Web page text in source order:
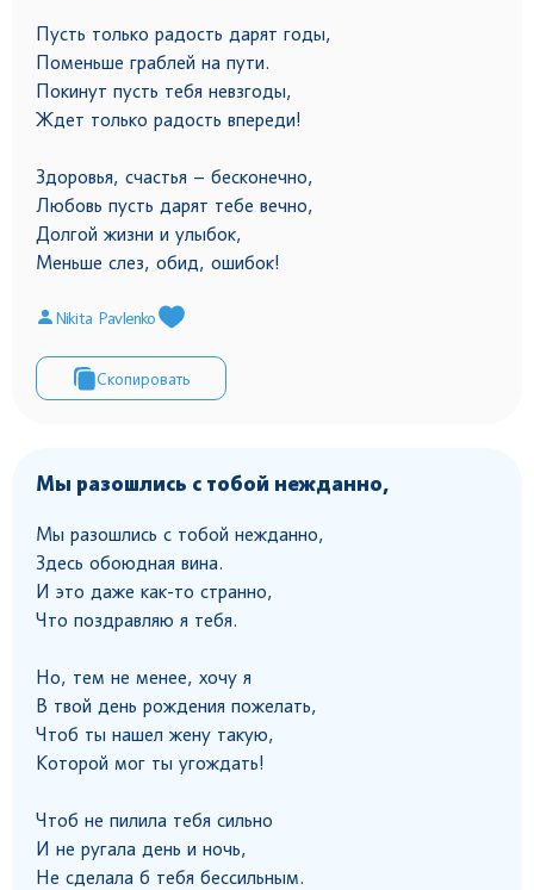
Пусть только радость дарят годы,
Поменьше граблей на пути.
Покинут пусть тебя невзгоды,
Ждет только радость впереди!
Здоровья, счастья – бесконечно,
Любовь пусть дарят тебе вечно,
Долгой жизни и улыбок,
Меньше слез, обид, ошибок!
Nikita Pavlenko
Скопировать
Мы разошлись с тобой нежданно,
Мы разошлись с тобой нежданно,
Здесь обоюдная вина.
И это даже как-то странно,
Что поздравляю я тебя.
Но, тем не менее, хочу я
В твой день рождения пожелать,
Чтоб ты нашел жену такую,
Которой мог ты угождать!
Чтоб не пилила тебя сильно
И не ругала день и ночь,
Не сделала б тебя бессильным.